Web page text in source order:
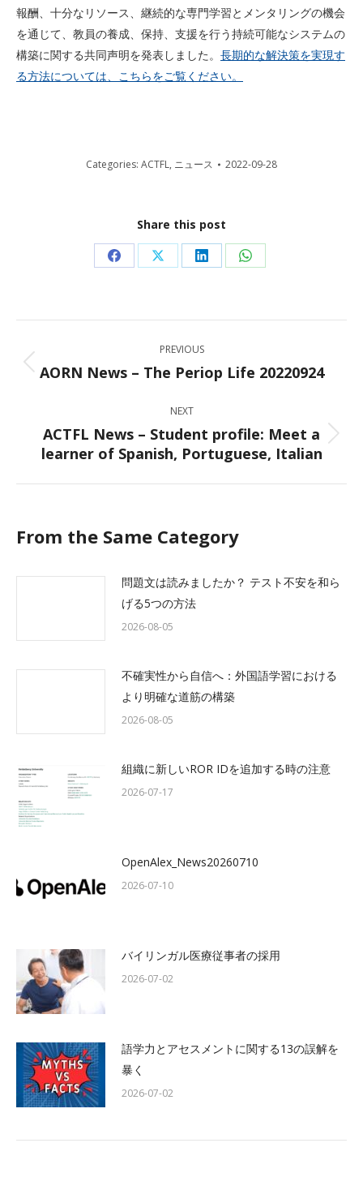
報酬、十分なリソース、継続的な専門学習とメンタリングの機会
を通じて、教員の養成、保持、支援を行う持続可能なシステムの
構築に関する共同声明を発表しました。 長期的な解決策を実現す
る方法については、こちらをご覧ください。
Categories: ACTFL, ニュース 2022-09-28
Share this post
Share
Facebook
Share
X
Share
LinkedIn
Share
WhatsApp
navigation
PREVIOUS
Previous
AORN News – The Periop Life 20220924
NEXT
Next
post:
ACTFL News – Student profile: Meet a
learner of Spanish, Portuguese, Italian
From the Same Category
問題文は読みましたか？ テスト不安を和ら
げる5つの方法
2026-08-05
不確実性から自信へ：外国語学習における
より明確な道筋の構築
2026-08-05
組織に新しいROR IDを追加する時の注意
2026-07-17
OpenAlex_News20260710
2026-07-10
バイリンガル医療従事者の採用
2026-07-02
語学力とアセスメントに関する13の誤解を
暴く
2026-07-02